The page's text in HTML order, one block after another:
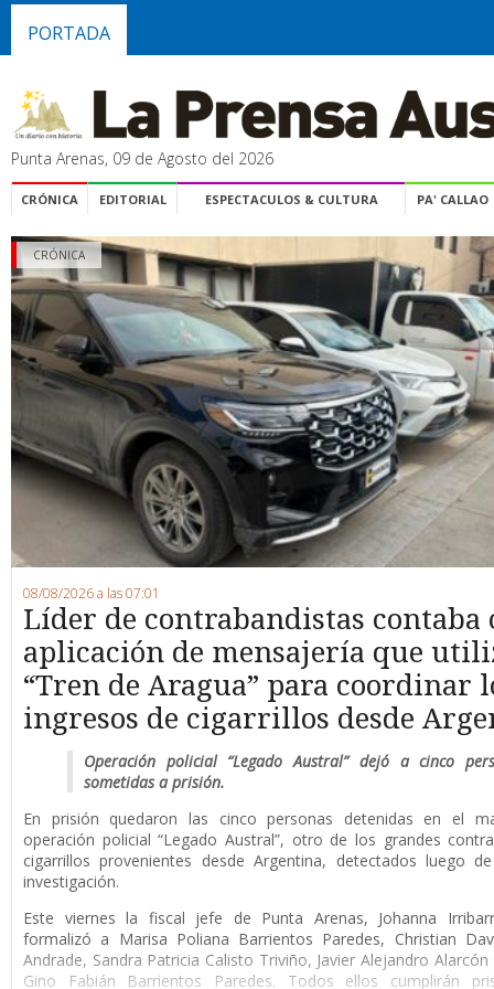
PORTADA
Punta Arenas, 09 de Agosto del 2026
CRÓNICA EDITORIAL ESPECTACULOS & CULTURA PA' CALLAO
CRÓNICA
08/08/2026 a las 07:01
Líder de contrabandistas contaba
aplicación de mensajería que
“Tren de Aragua” para coordinar
ingresos de cigarrillos desde
Operación policial “Legado Austral” dejó a cinco
sometidas a prisión.
En prisión quedaron las cinco personas detenidas en el
operación policial “Legado Austral”, otro de los grandes
cigarrillos provenientes desde Argentina, detectados luego
investigación.
Este viernes la fiscal jefe de Punta Arenas, Johanna
formalizó a Marisa Poliana Barrientos Paredes, Christian
Andrade, Sandra Patricia Calisto Triviño, Javier Alejandro Alarcón
Gino Fabián Barrientos Paredes. Todos ellos cumplirán